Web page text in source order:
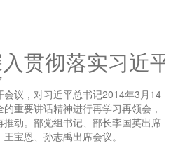
贯彻落实习近
议，对习近平总书记2014年3月14
重要讲话精神进行再学习再领会，
动。部党组书记、部长李国英出席
宝恩、孙志禹出席会议。